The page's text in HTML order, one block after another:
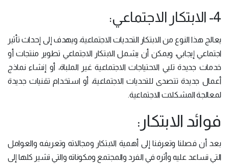
4- الابتكار الاجتماعي:
يعالج هذا النوع من الابتكار التحديات الاجتماعية، ويهدف إلى إحداث تأثير
اجتماعي إيجابي، ويمكن أن يشمل الابتكار الاجتماعي تطوير منتجات أو
خدمات جديدة تلبي الاحتياجات الاجتماعية غير الملباة، أو إنشاء نماذج
أعمال جديدة تتصدى للتحديات الاجتماعية، أو استخدام تقنيات جديدة
لمعالجة المشكلات الاجتماعية.
فوائد الابتكار:
بعد أن فصلنا وتعرفنا إلى أهمية الابتكار ومجالاته وتعريفه والعوامل
التي تساعد عليه وأثره في الفرد والمجتمع ومكوناته والتي تشير كلها إلى